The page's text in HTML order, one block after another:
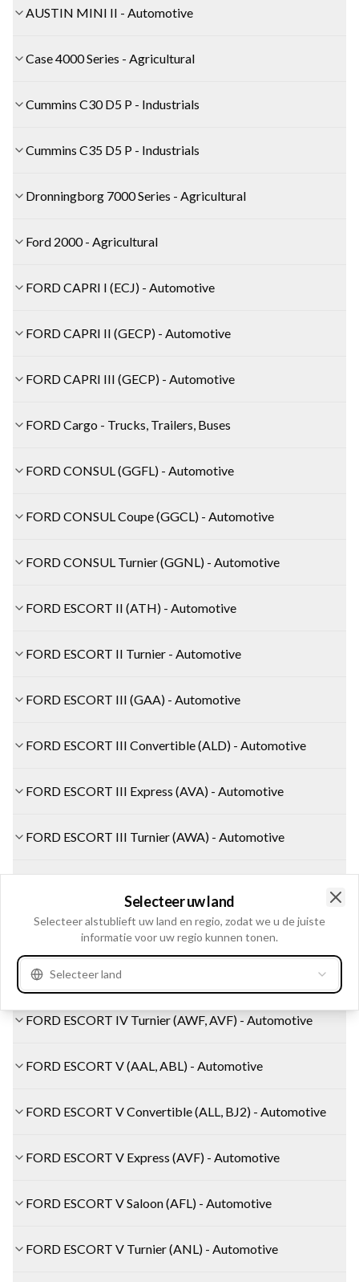
AUSTIN MINI II - Automotive
Case 4000 Series - Agricultural
Cummins C30 D5 P - Industrials
Cummins C35 D5 P - Industrials
Dronningborg 7000 Series - Agricultural
Ford 2000 - Agricultural
FORD CAPRI I (ECJ) - Automotive
FORD CAPRI II (GECP) - Automotive
FORD CAPRI III (GECP) - Automotive
FORD Cargo - Trucks, Trailers, Buses
FORD CONSUL (GGFL) - Automotive
FORD CONSUL Coupe (GGCL) - Automotive
FORD CONSUL Turnier (GGNL) - Automotive
FORD ESCORT II (ATH) - Automotive
FORD ESCORT II Turnier - Automotive
FORD ESCORT III (GAA) - Automotive
FORD ESCORT III Convertible (ALD) - Automotive
FORD ESCORT III Express (AVA) - Automotive
FORD ESCORT III Turnier (AWA) - Automotive
FORD ESCORT IV Convertible (ALF) - Automotive
FORD ESCORT IV Express (AVF) - Automotive
FORD ESCORT IV Turnier (AWF, AVF) - Automotive
FORD ESCORT V (AAL, ABL) - Automotive
FORD ESCORT V Convertible (ALL, BJ2) - Automotive
FORD ESCORT V Express (AVF) - Automotive
FORD ESCORT V Saloon (AFL) - Automotive
FORD ESCORT V Turnier (ANL) - Automotive
Selecteer uw land
Selecteer alstublieft uw land en regio, zodat we u de juiste
informatie voor uw regio kunnen tonen.
Selecteer land